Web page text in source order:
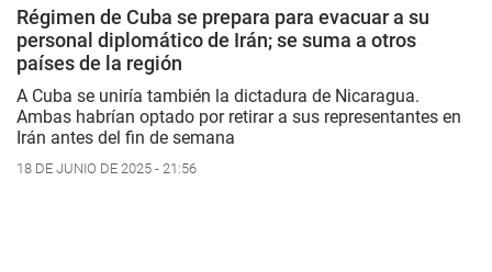
Régimen de Cuba se prepara para evacuar a su
personal diplomático de Irán; se suma a otros
países de la región
A Cuba se uniría también la dictadura de Nicaragua.
Ambas habrían optado por retirar a sus representantes en
Irán antes del fin de semana
18 DE JUNIO DE 2025 - 21:56